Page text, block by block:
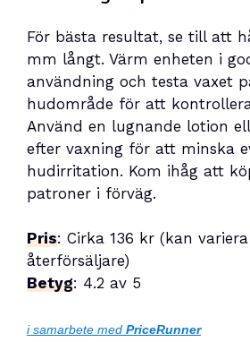
För bästa resultat, se till att
mm långt. Värm enheten i
användning och testa vaxet
hudområde för att
Använd en lugnande lotion
efter vaxning för att minska
hudirritation. Kom ihåg att
patroner i förväg.
Pris: Cirka 136 kr (kan
återförsäljare)
Betyg: 4.2 av 5
i samarbete med PriceRunner